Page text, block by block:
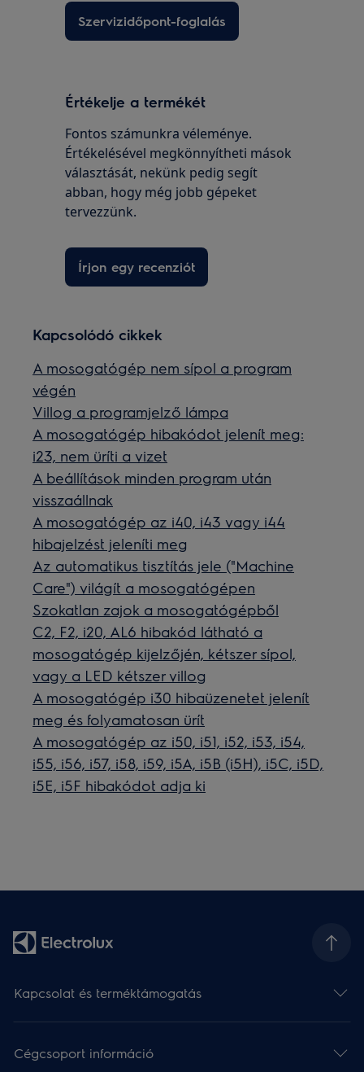
Szervizidőpont-foglalás
Értékelje a termékét
Fontos számunkra véleménye.
Értékelésével megkönnyítheti mások
választását, nekünk pedig segít
abban, hogy még jobb gépeket
tervezzünk.
Írjon egy recenziót
Kapcsolódó cikkek
A mosogatógép nem sípol a program
végén
Villog a programjelző lámpa
A mosogatógép hibakódot jelenít meg:
i23, nem üríti a vizet
A beállítások minden program után
visszaállnak
A mosogatógép az i40, i43 vagy i44
hibajelzést jeleníti meg
Az automatikus tisztítás jele ("Machine
Care") világít a mosogatógépen
Szokatlan zajok a mosogatógépből
C2, F2, i20, AL6 hibakód látható a
mosogatógép kijelzőjén, kétszer sípol,
vagy a LED kétszer villog
A mosogatógép i30 hibaüzenetet jelenít
meg és folyamatosan ürít
A mosogatógép az i50, i51, i52, i53, i54,
i55, i56, i57, i58, i59, i5A, i5B (i5H), i5C, i5D,
i5E, i5F hibakódot adja ki
Kapcsolat és terméktámogatás
Cégcsoport információ